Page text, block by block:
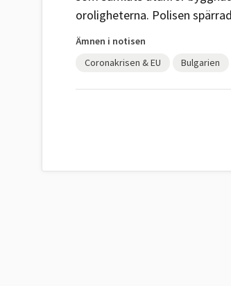
oroligheterna. Polisen
Ämnen i notisen
Coronakrisen & EU
Bulgarien